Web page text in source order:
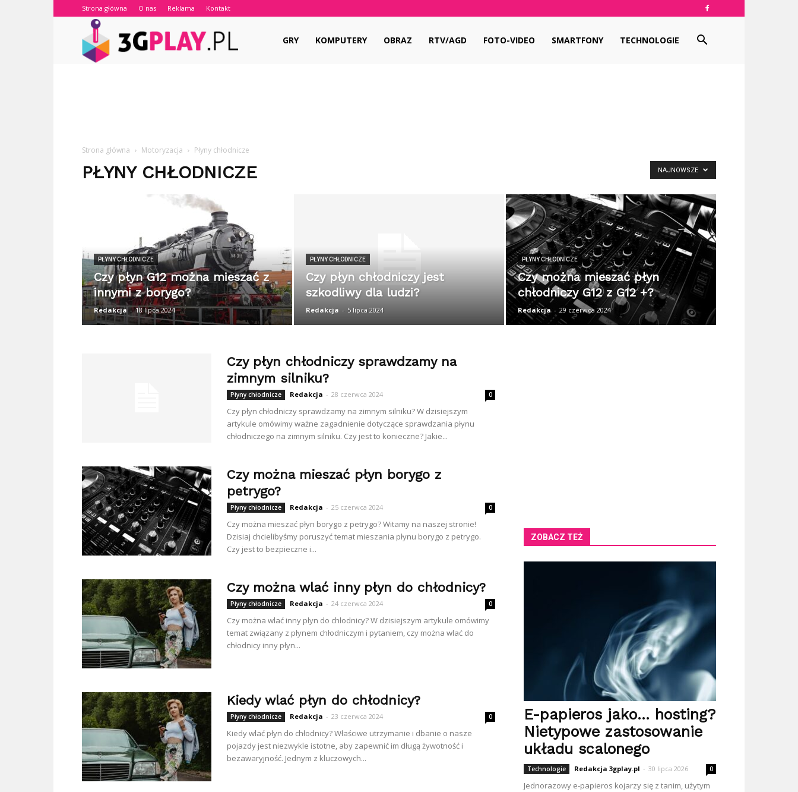
Strona główna O nas Reklama Kontakt
GRY KOMPUTERY OBRAZ RTV/AGD FOTO-VIDEO SMARTFONY TECHNOLOGIE
Strona główna Motoryzacja Płyny chłodnicze
PŁYNY CHŁODNICZE NAJNOWSZE
PŁYNY CHŁODNICZE
Czy płyn G12 można mieszać z
innymi z borygo?
Redakcja - 18 lipca 2024
PŁYNY CHŁODNICZE
Czy płyn chłodniczy jest
szkodliwy dla ludzi?
Redakcja - 5 lipca 2024
PŁYNY CHŁODNICZE
Czy można mieszać płyn
chłodniczy G12 z G12 +?
Redakcja - 29 czerwca 2024
Czy płyn chłodniczy sprawdzamy na
zimnym silniku?
Płyny chłodnicze Redakcja - 28 czerwca 2024 0
Czy płyn chłodniczy sprawdzamy na zimnym silniku? W dzisiejszym
artykule omówimy ważne zagadnienie dotyczące sprawdzania płynu
chłodniczego na zimnym silniku. Czy jest to konieczne? Jakie...
Czy można mieszać płyn borygo z
petrygo?
Płyny chłodnicze Redakcja - 25 czerwca 2024 0
Czy można mieszać płyn borygo z petrygo? Witamy na naszej stronie!
Dzisiaj chcielibyśmy poruszyć temat mieszania płynu borygo z petrygo.
Czy jest to bezpieczne i...
Czy można wlać inny płyn do chłodnicy?
Płyny chłodnicze Redakcja - 24 czerwca 2024 0
Czy można wlać inny płyn do chłodnicy? W dzisiejszym artykule omówimy
temat związany z płynem chłodniczym i pytaniem, czy można wlać do
chłodnicy inny płyn...
Kiedy wlać płyn do chłodnicy?
Płyny chłodnicze Redakcja - 23 czerwca 2024 0
Kiedy wlać płyn do chłodnicy? Właściwe utrzymanie i dbanie o nasze
pojazdy jest niezwykle istotne, aby zapewnić im długą żywotność i
bezawaryjność. Jednym z kluczowych...
ZOBACZ TEŻ
E-papieros jako… hosting?
Nietypowe zastosowanie
układu scalonego
Technologie Redakcja 3gplay.pl - 30 lipca 2026 0
Jednorazowy e-papieros kojarzy się z tanim, użytym